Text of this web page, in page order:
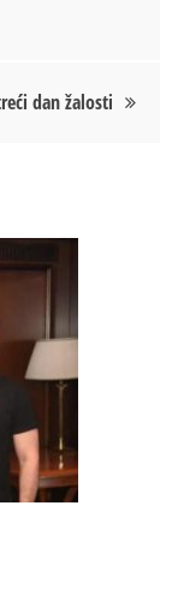
dan žalosti